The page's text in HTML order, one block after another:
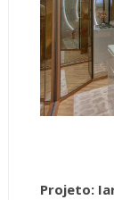
Projeto: